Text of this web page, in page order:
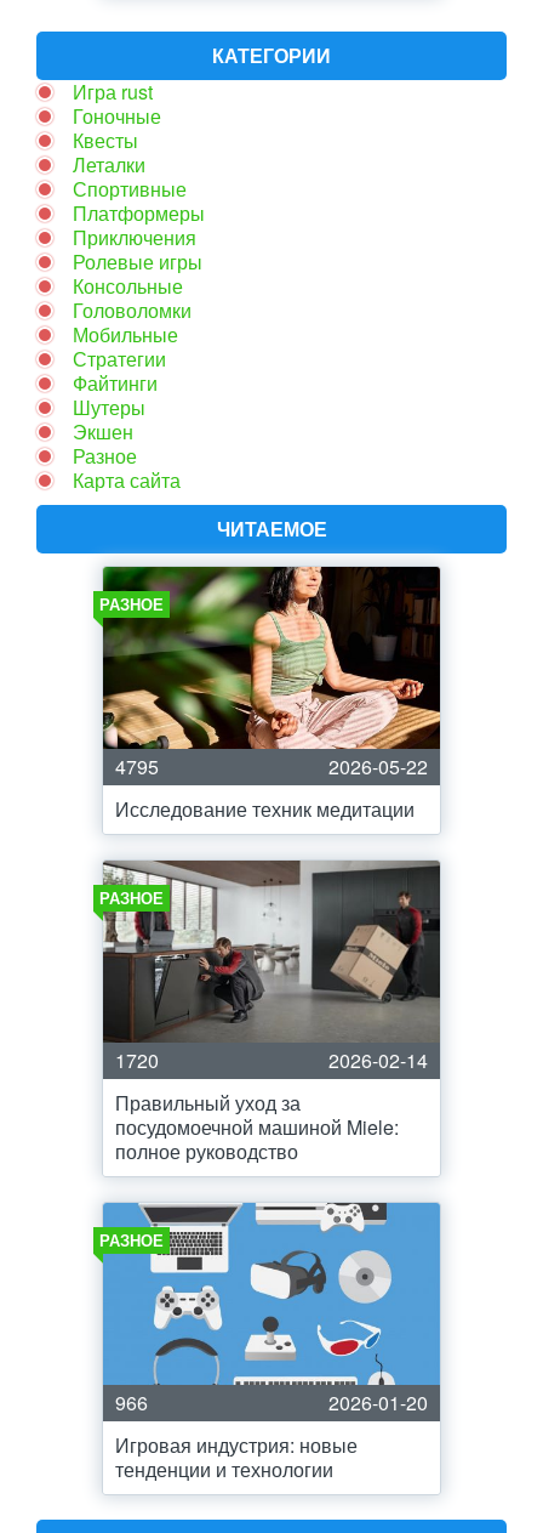
КАТЕГОРИИ
Игра rust
Гоночные
Квесты
Леталки
Спортивные
Платформеры
Приключения
Ролевые игры
Консольные
Головоломки
Мобильные
Стратегии
Файтинги
Шутеры
Экшен
Разное
Карта сайта
ЧИТАЕМОЕ
РАЗНОЕ
4795
2026-05-22
Исследование техник медитации
РАЗНОЕ
1720
2026-02-14
Правильный уход за
посудомоечной машиной Miele:
полное руководство
РАЗНОЕ
966
2026-01-20
Игровая индустрия: новые
тенденции и технологии